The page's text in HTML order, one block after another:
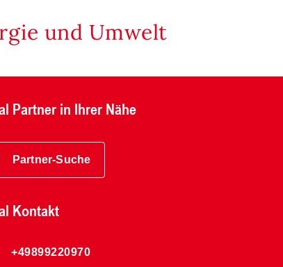
und Umwelt
Partner in Ihrer Nähe
Partner-Suche
Kontakt
+49899220970